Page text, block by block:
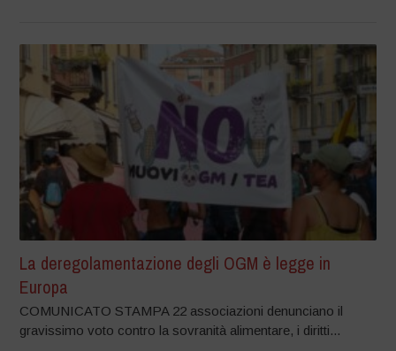
La deregolamentazione degli OGM è legge in
Europa
COMUNICATO STAMPA 22 associazioni denunciano il
gravissimo voto contro la sovranità alimentare, i diritti...